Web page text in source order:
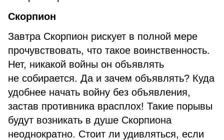
Скорпион
Завтра Скорпион рискует в полной мере
прочувствовать, что такое воинственность.
Нет, никакой войны он объявлять
не собирается. Да и зачем объявлять? Куда
удобнее начать войну без объявления,
застав противника врасплох! Такие порывы
будут возникать в душе Скорпиона
неоднократно. Стоит ли удивляться, если